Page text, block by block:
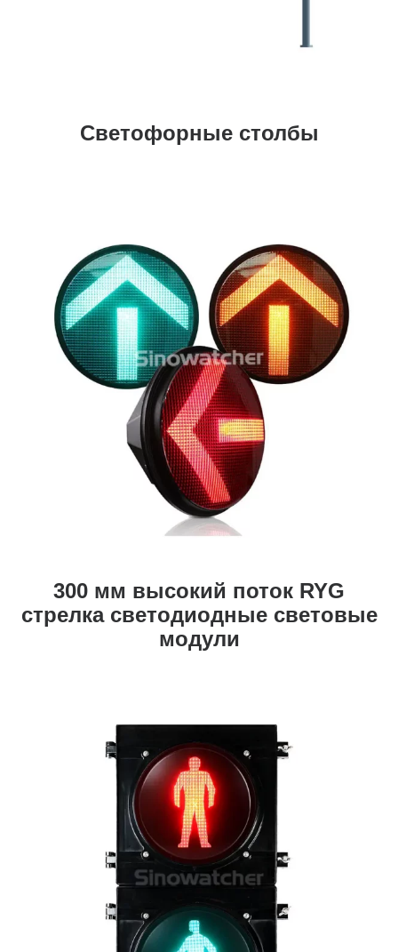
Светофорные столбы
300 мм высокий поток RYG
стрелка светодиодные световые
модули